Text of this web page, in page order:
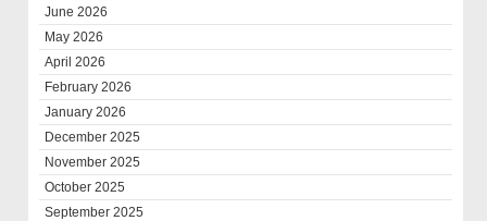
June 2026
May 2026
April 2026
February 2026
January 2026
December 2025
November 2025
October 2025
September 2025